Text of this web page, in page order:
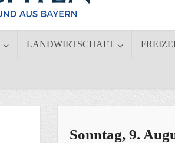
LANDWIRTSCHAFT
Sonntag, 9.